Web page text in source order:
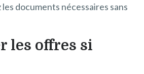
documents nécessaires sans
les offres si